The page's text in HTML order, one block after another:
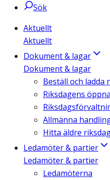
Sök
Aktuellt
Aktuellt
Dokument & lagar
Dokument & lagar
Beställ och ladda
Riksdagens
Allmänna
Hitta äldre
Ledamöter & partier
Ledamöter & partier
Ledamöterna